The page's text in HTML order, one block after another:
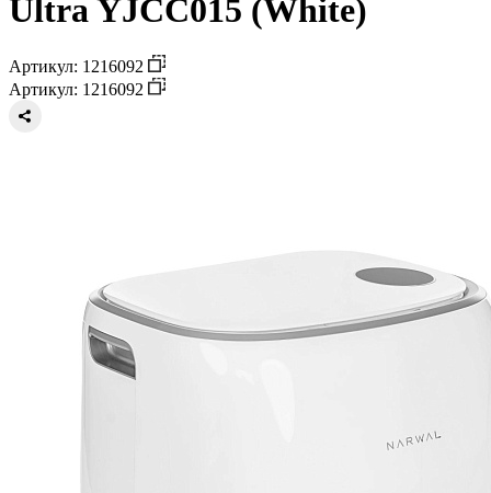
Ultra YJCC015 (White)
Артикул: 1216092
Артикул: 1216092